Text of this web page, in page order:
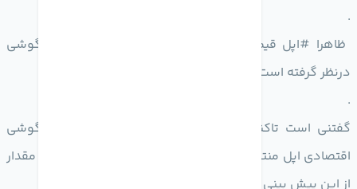
.
ظاهرا #اپل قیمت 399 دلار را برای برای مدل پایه این گوشی
درنظر گرفته است.
.
گفتنی است تاکنون گزارشات زیادی درباره نسل بعدی گوشی
اقتصادی اپل منتشر شده است که هنوز مشخص نیست چه مقدار
از این پیش بینی ها، به حقیقت بپیوندد.